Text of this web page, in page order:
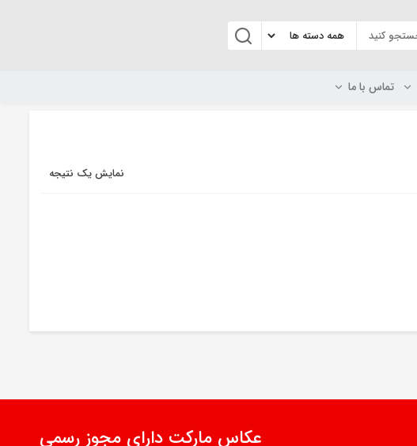
تماس با ما
نمایش یک نتیجه
عکاس مارکت دارای مجوز رسمی